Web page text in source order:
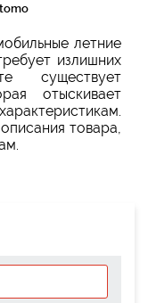
летние
излишних
существует
отыскивает
товара,